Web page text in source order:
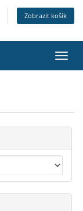
Zobrazit košík